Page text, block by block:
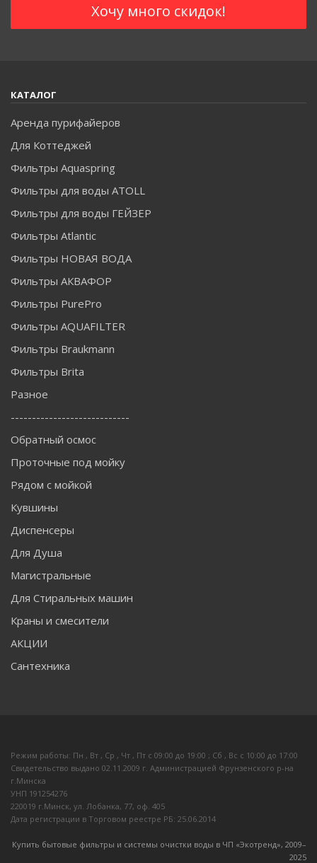
КАТАЛОГ
Аренда пурифайеров
Для Коттеджей
Фильтры Aquaspring
Фильтры для воды ATOLL
Фильтры для воды ГЕЙЗЕР
Фильтры Atlantic
Фильтры НОВАЯ ВОДА
Фильтры АКВАФОР
Фильтры PurePro
Фильтры AQUAFILTER
Фильтры Braukmann
Фильтры Brita
Разное
----------------------------
Обратный осмос
Проточные под мойку
Рядом с мойкой
Кувшины
Диспенсеры
Для Душа
Магистральные
Для Стиральных машин
Краны и смесители
АКЦИИ
Сантехника
Режим работы: Пн , Вт , Ср , Чт , Пт c 09:00 до 19:00 ; Сб , Вс c 10:00 до 17:00
Свидетельство выдано 02.11.2009 г. Администрацией Фрунзенского р-на
г.Минска
УНП 191254276
220019 г.Минск, ул. Лобанка, 77, оф. 405
Дата регистрации в Торговом реестре РБ: 25.06.2014
Купить бытовые фильтры и системы очистки воды в ЧП «Экотренд», 2009–
2025